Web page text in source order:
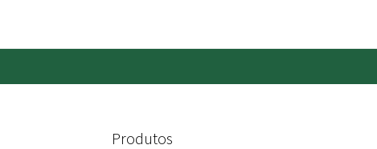
Produtos